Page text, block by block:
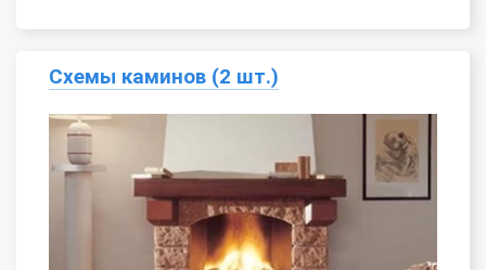
Схемы каминов (2 шт.)